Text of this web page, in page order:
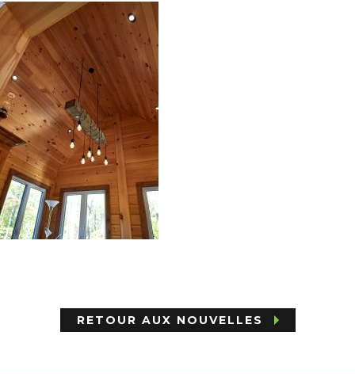
RETOUR AUX NOUVELLES